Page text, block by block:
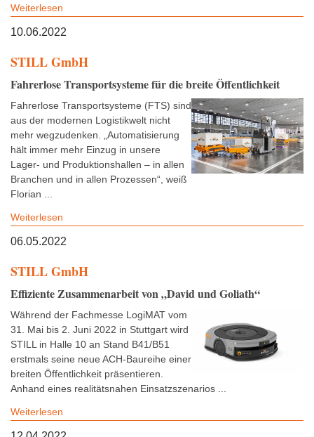
Weiterlesen
10.06.2022
STILL GmbH
Fahrerlose Transportsysteme für die breite Öffentlichkeit
Fahrerlose Transportsysteme (FTS) sind
aus der modernen Logistikwelt nicht
mehr wegzudenken. „Automatisierung
hält immer mehr Einzug in unsere
Lager- und Produktionshallen – in allen
Branchen und in allen Prozessen“, weiß
Florian ...
Weiterlesen
06.05.2022
STILL GmbH
Effiziente Zusammenarbeit von „David und Goliath“
Während der Fachmesse LogiMAT vom
31. Mai bis 2. Juni 2022 in Stuttgart wird
STILL in Halle 10 an Stand B41/B51
erstmals seine neue ACH-Baureihe einer
breiten Öffentlichkeit präsentieren.
Anhand eines realitätsnahen Einsatzszenarios ...
Weiterlesen